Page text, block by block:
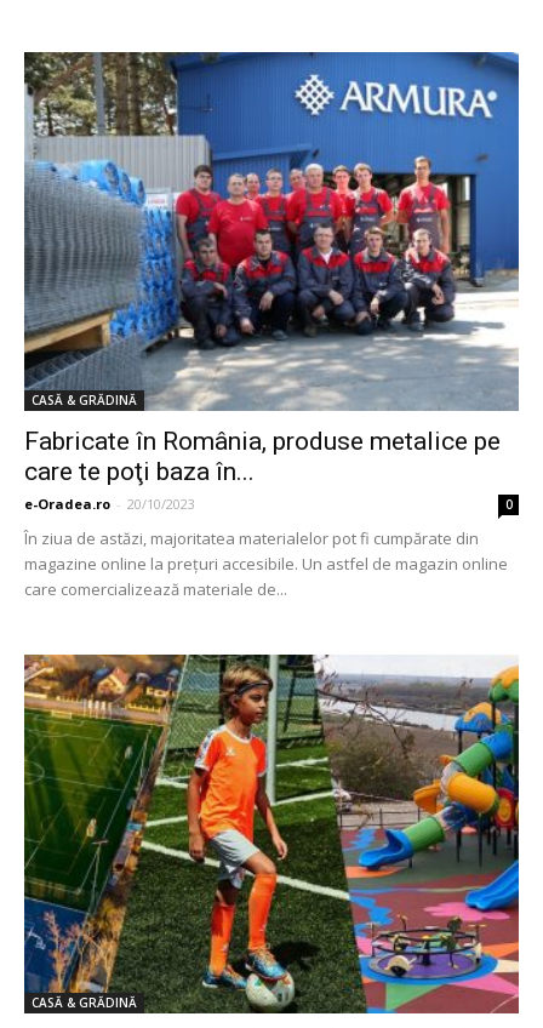
CASĂ & GRĂDINĂ
Fabricate în România, produse metalice pe
care te poţi baza în...
e-Oradea.ro - 20/10/2023 0
În ziua de astăzi, majoritatea materialelor pot fi cumpărate din
magazine online la prețuri accesibile. Un astfel de magazin online
care comercializează materiale de...
CASĂ & GRĂDINĂ